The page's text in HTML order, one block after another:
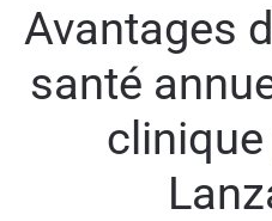
Avantages
santé
clinique